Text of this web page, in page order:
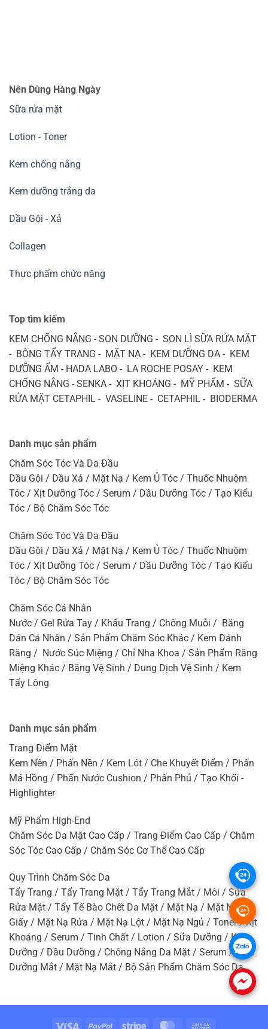
Nên Dùng Hàng Ngày
Sữa rửa mặt
Lotion - Toner
Kem chống nắng
Kem dưỡng trắng da
Dầu Gội - Xả
Collagen
Thực phẩm chức năng
Top tìm kiếm
KEM CHỐNG NẮNG - SON DƯỠNG - SON LÌ SỮA RỬA MẶT
- BÔNG TẨY TRANG - MẶT NẠ - KEM DƯỠNG DA - KEM
DƯỠNG ẨM - HADA LABO - LA ROCHE POSAY - KEM
CHỐNG NẮNG - SENKA - XỊT KHOÁNG - MỸ PHẨM - SỮA
RỬA MẶT CETAPHIL - VASELINE - CETAPHIL - BIODERMA
Danh mục sản phẩm
Chăm Sóc Tóc Và Da Đầu
Dầu Gội / Dầu Xả / Mặt Nạ / Kem Ủ Tóc / Thuốc Nhuộm
Tóc / Xịt Dưỡng Tóc / Serum / Dầu Dưỡng Tóc / Tạo Kiểu
Tóc / Bộ Chăm Sóc Tóc
Chăm Sóc Tóc Và Da Đầu
Dầu Gội / Dầu Xả / Mặt Nạ / Kem Ủ Tóc / Thuốc Nhuộm
Tóc / Xịt Dưỡng Tóc / Serum / Dầu Dưỡng Tóc / Tạo Kiểu
Tóc / Bộ Chăm Sóc Tóc
Chăm Sóc Cá Nhân
Nước / Gel Rửa Tay / Khẩu Trang / Chống Muỗi / Băng
Dán Cá Nhân / Sản Phẩm Chăm Sóc Khác / Kem Đánh
Răng / Nước Súc Miệng / Chỉ Nha Khoa / Sản Phẩm Răng
Miệng Khác / Băng Vệ Sinh / Dung Dịch Vệ Sinh / Kem
Tẩy Lông
Danh mục sản phẩm
Trang Điểm Mặt
Kem Nền / Phấn Nền / Kem Lót / Che Khuyết Điểm / Phấn
Má Hồng / Phấn Nước Cushion / Phấn Phủ / Tạo Khối -
Highlighter
Mỹ Phẩm High-End
Chăm Sóc Da Mặt Cao Cấp / Trang Điểm Cao Cấp / Chăm
Sóc Tóc Cao Cấp / Chăm Sóc Cơ Thể Cao Cấp
Quy Trình Chăm Sóc Da
Tẩy Trang / Tẩy Trang Mặt / Tẩy Trang Mắt / Môi / Sữa
Rửa Mặt / Tẩy Tế Bào Chết Da Mặt / Mặt Nạ / Mặt Nạ
Giấy / Mặt Nạ Rửa / Mặt Nạ Lột / Mặt Nạ Ngủ / Toner / Xịt
Khoáng / Serum / Tinh Chất / Lotion / Sữa Dưỡng / Kem
Dưỡng / Dầu Dưỡng / Chống Nắng Da Mặt / Serum / Kem
Dưỡng Mắt / Mặt Nạ Mắt / Bộ Sản Phẩm Chăm Sóc Da
.
.
.
.